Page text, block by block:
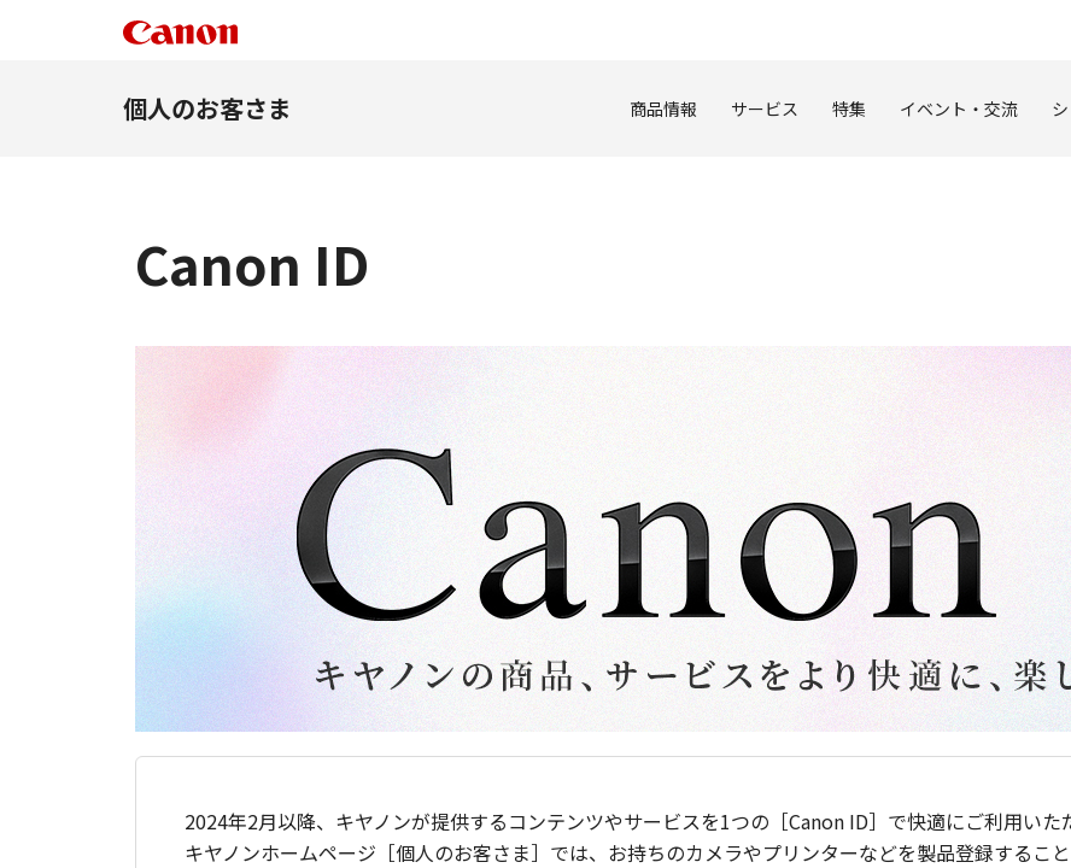
個人のお客さま 商品情報 サービス 特集 イベント・交流
Canon ID
2024年2月以降、キヤノンが提供するコンテンツやサービスを1つの［Canon ID］で快適にご利用いた
キヤノンホームページ［個人のお客さま］では、お持ちのカメラやプリンターなどを製品登録するこ